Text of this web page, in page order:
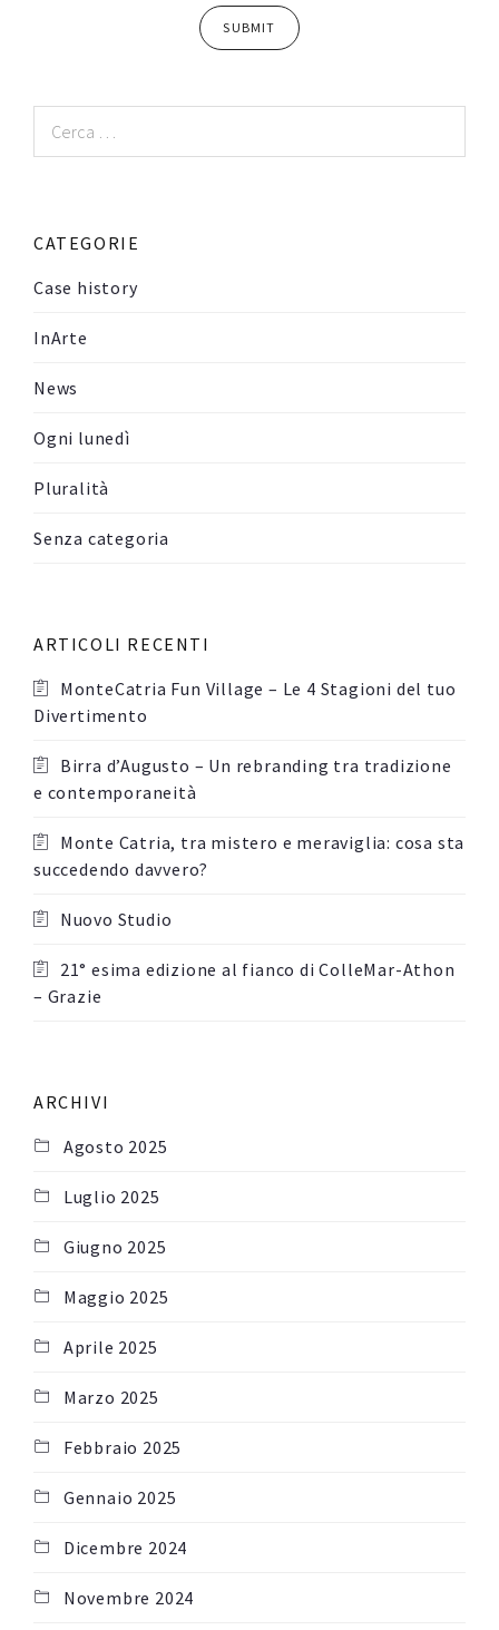
per:
CATEGORIE
Case history
InArte
News
Ogni lunedì
Pluralità
Senza categoria
ARTICOLI RECENTI
MonteCatria Fun Village – Le 4 Stagioni del tuo
Divertimento
Birra d’Augusto – Un rebranding tra tradizione
e contemporaneità
Monte Catria, tra mistero e meraviglia: cosa sta
succedendo davvero?
Nuovo Studio
21° esima edizione al fianco di ColleMar-Athon
– Grazie
ARCHIVI
Agosto 2025
Luglio 2025
Giugno 2025
Maggio 2025
Aprile 2025
Marzo 2025
Febbraio 2025
Gennaio 2025
Dicembre 2024
Novembre 2024